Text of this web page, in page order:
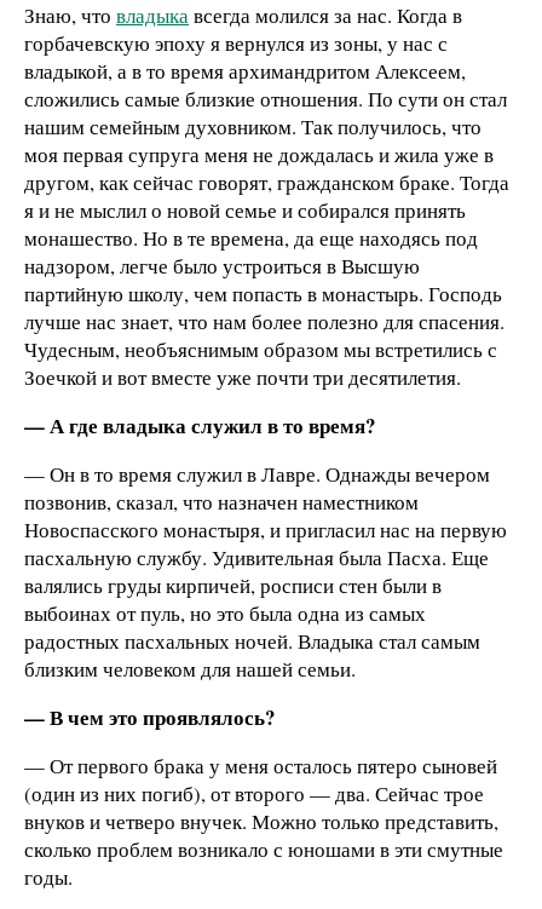
Знаю, что владыкавсегда молился за нас. Когда в
горбачевскую эпоху я вернулся из зоны, у нас с
владыкой, а в то время архимандритом Алексеем,
сложились самые близкие отношения. По сути он стал
нашим семейным духовником. Так получилось, что
моя первая супруга меня не дождалась и жила уже в
другом, как сейчас говорят, гражданском браке. Тогда
я и не мыслил о новой семье и собирался принять
монашество. Но в те времена, да еще находясь под
надзором, легче было устроиться в Высшую
партийную школу, чем попасть в монастырь. Господь
лучше нас знает, что нам более полезно для спасения.
Чудесным, необъяснимым образом мы встретились с
Зоечкой и вот вместе уже почти три десятилетия.
— А где владыка служил в то время?
— Он в то время служил в Лавре. Однажды вечером
позвонив, сказал, что назначен наместником
Новоспасского монастыря, и пригласил нас на первую
пасхальную службу. Удивительная была Пасха. Еще
валялись груды кирпичей, росписи стен были в
выбоинах от пуль, но это была одна из самых
радостных пасхальных ночей. Владыка стал самым
близким человеком для нашей семьи.
— В чем это проявлялось?
— От первого брака у меня осталось пятеро сыновей
(один из них погиб), от второго — два. Сейчас трое
внуков и четверо внучек. Можно только представить,
сколько проблем возникало с юношами в эти смутные
годы.